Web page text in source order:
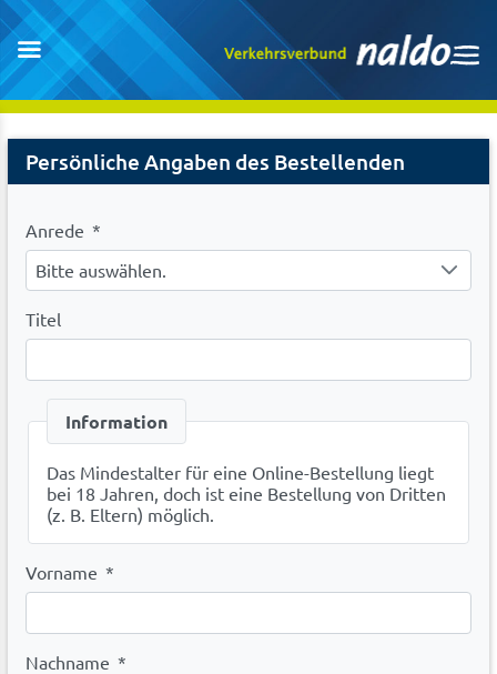
Registration
Persönliche Angaben des Bestellenden
Anrede *
Bitte auswählen.
Titel
Information
Das Mindestalter für eine Online-Bestellung liegt
bei 18 Jahren, doch ist eine Bestellung von Dritten
(z. B. Eltern) möglich.
Vorname *
Nachname *